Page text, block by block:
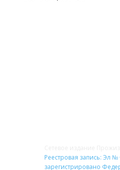
Реестровая запись: Эл
зарегистрировано